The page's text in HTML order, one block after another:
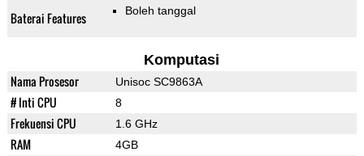
Baterai Features Boleh tanggal
Komputasi
Nama Prosesor Unisoc SC9863A
# Inti CPU 8
Frekuensi CPU 1.6 GHz
RAM 4GB